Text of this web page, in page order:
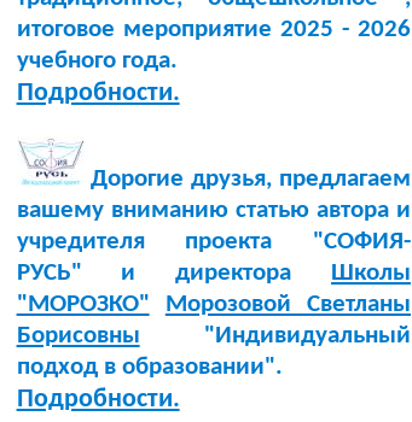
итоговое мероприятие 2025 - 2026
учебного года.
Подробности.
Дорогие друзья, предлагаем
вашему вниманию статью автора и
учредителя проекта "СОФИЯ-
РУСЬ" и директора
Школы
"МОРОЗКО"
Морозовой Светланы
Борисовны "Индивидуальный
подход в образовании".
Подробности.